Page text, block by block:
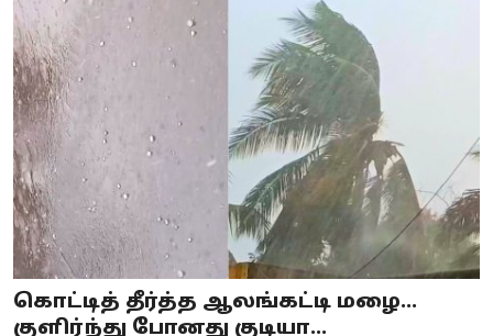
கொட்டித் தீர்த்த ஆலங்கட்டி மழை…
குளிர்ந்து போனது குடியா...